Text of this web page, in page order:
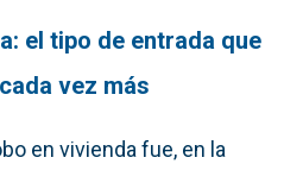
el tipo de entrada que
vez más
en vivienda fue, en la